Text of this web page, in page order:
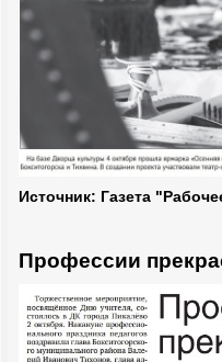
Источник: Газета
Профессии